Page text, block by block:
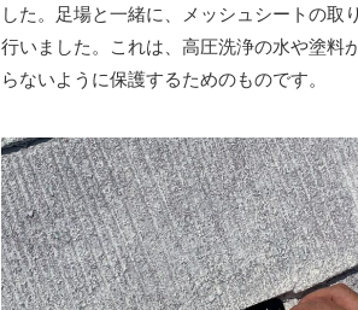
した。足場と一緒に、メッシュシートの取
行いました。これは、高圧洗浄の水や塗料
らないように保護するためのものです。